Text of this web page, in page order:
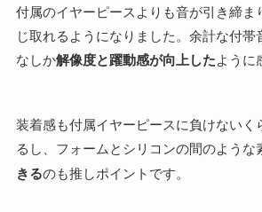
付属のイヤーピースよりも音が引き締ま
じ取れるようになりました。余計な付
なしか解像度と躍動感が向上したように
装着感も付属イヤーピースに負けないく
るし、フォームとシリコンの間のような
きるのも推しポイントです。